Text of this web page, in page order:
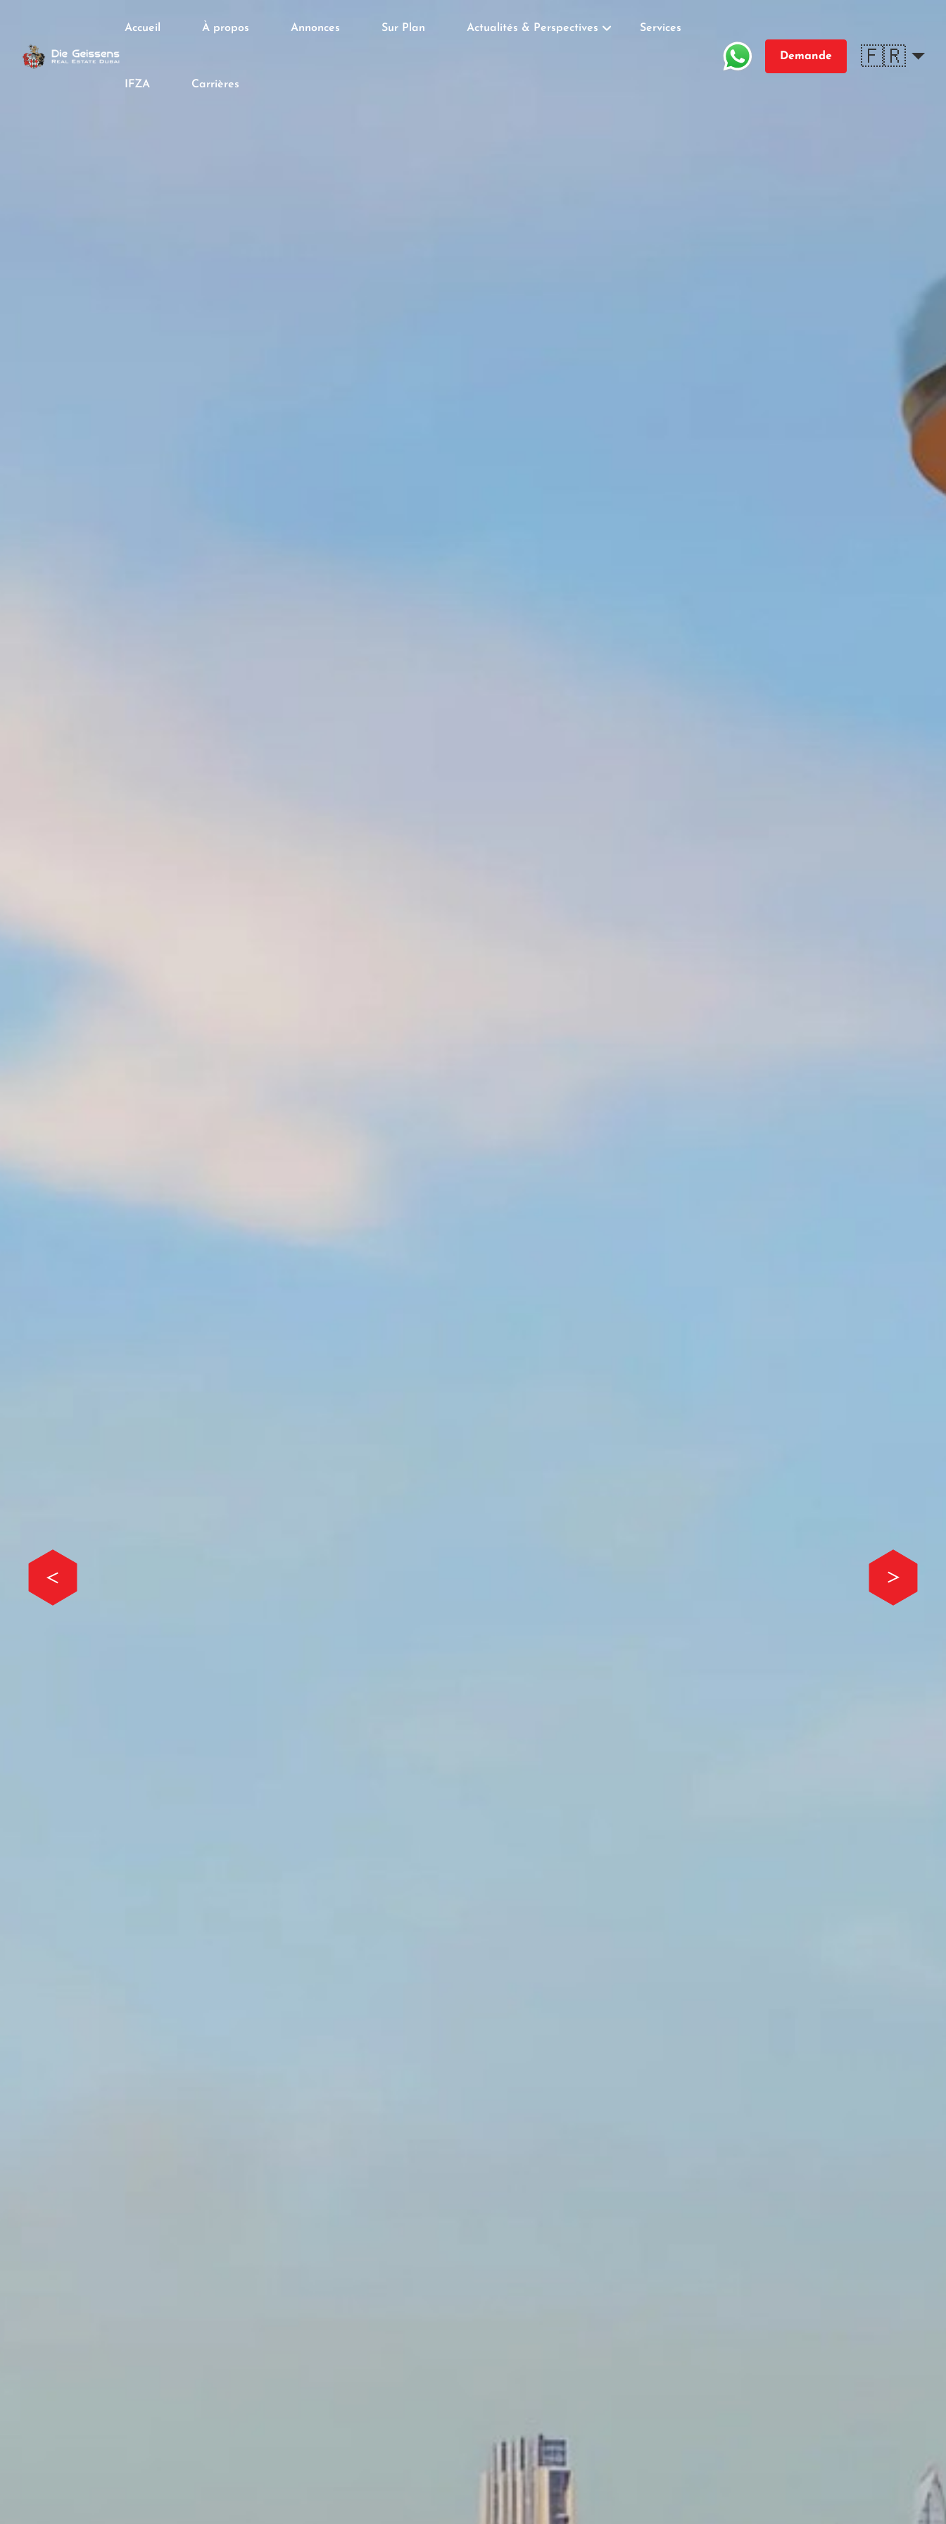
Accueil À propos Annonces Sur Plan Actualités & Perspectives Services
IFZA Carrières
Demande 🇫🇷